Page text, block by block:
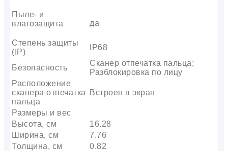
Пыле- и
влагозащита
да
Степень защиты
(IP)
IP68
Безопасность
Сканер отпечатка пальца;
Разблокировка по лицу
Расположение
сканера отпечатка
пальца
Встроен в экран
Размеры и вес
Высота, см
16.28
Ширина, см
7.76
Толщина, см
0.82